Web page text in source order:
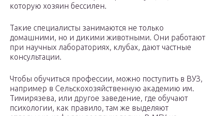
которую хозяин бессилен.
Такие специалисты занимаются не только
домашними, но и дикими животными. Они работают
при научных лабораториях, клубах, дают частные
консультации.
Чтобы обучиться профессии, можно поступить в ВУЗ,
например в Сельскохозяйственную академию им.
Тимирязева, или другое заведение, где обучают
психологии, как правило, там же выделяют